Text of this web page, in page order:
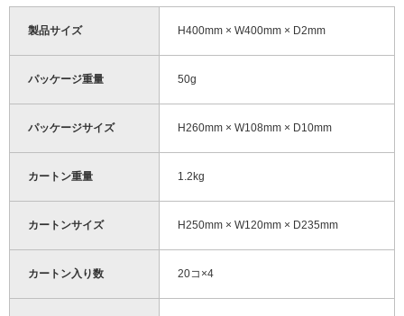
製品サイズ H400mm × W400mm × D2mm
パッケージ重量 50g
パッケージサイズ H260mm × W108mm × D10mm
カートン重量 1.2kg
カートンサイズ H250mm × W120mm × D235mm
カートン入り数 20コ×4